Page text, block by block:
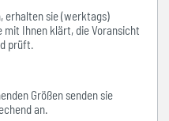
erhalten sie (werktags)
mit Ihnen klärt, die Voransicht
prüft.
Größen senden sie
an.